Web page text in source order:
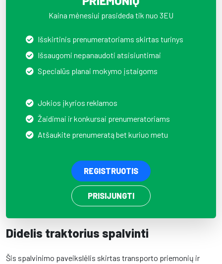
Kaina mėnesiui prasideda tik nuo 3EU
Išskirtinis prenumeratoriams skirtas turinys
Išsaugomi nepanaudoti atsisiuntimai
Specialūs planai mokymo įstaigoms
Jokios įkyrios reklamos
Žaidimai ir konkursai prenumeratoriams
Atšaukite prenumeratą bet kuriuo metu
REGISTRUOTIS
PRISIJUNGTI
Didelis traktorius spalvinti
Šis spalvinimo paveikslėlis skirtas transporto priemonių ir